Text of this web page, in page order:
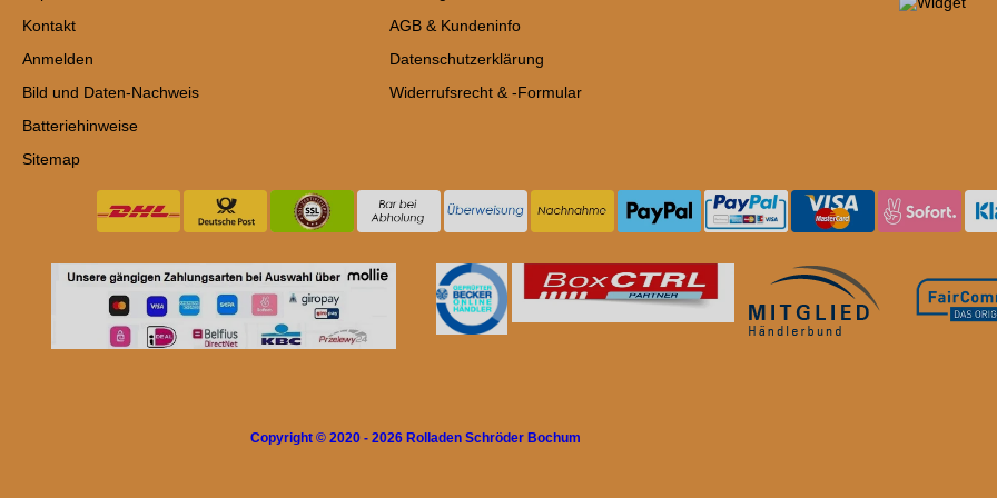
Kontakt
Anmelden
Bild und Daten-Nachweis
Batteriehinweise
Sitemap
AGB & Kundeninfo
Datenschutzerklärung
Widerrufsrecht & -Formular
Copyright © 2020 - 2026 Rolladen Schröder Bochum